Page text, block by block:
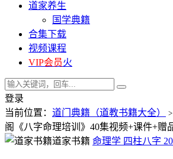
道家养生
国学典籍
合集下载
视频课程
VIP会员火
登录
当前位置： 道门典籍（道教书籍大全） >
阁《八字命理培训》40集视频+课件+赠
道家书籍 命理学 四柱八字